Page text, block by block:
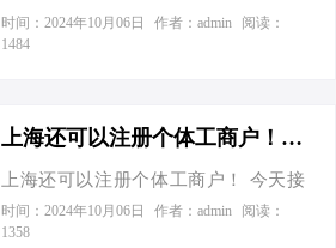
程指南 今天接到一个老板电话，他想
了解在上海注册个体工商户的流程。
体工商户注册流程规范且高效，适合
让我以风趣幽默的方式，带大家一探
究竟吧！ 一、工商注册小贴士：名字
时间：2024年10月06日 作者：admin
阅读：
1484
上海还可以注册个体工商户！-上海还可以注册个体工商户！
上海还可以注册个体工商户！ 今天接
到一个老板电话，他激动地说：“你知
道吗？现在上海竟然还能注册个体工
时间：2024年10月06日 作者：admin
阅读：
1358